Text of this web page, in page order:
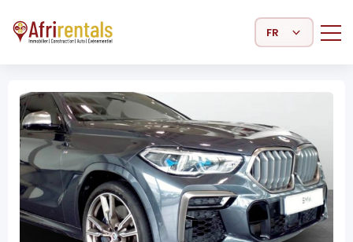
Select Language